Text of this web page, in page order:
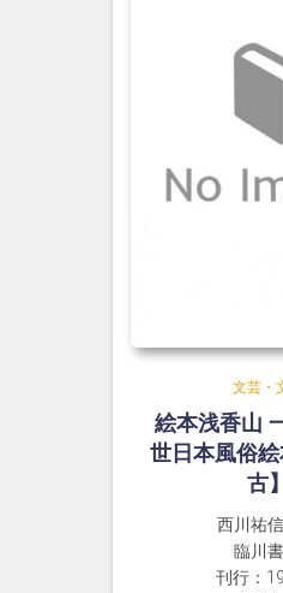
文芸・
絵本浅香山
世日本風俗
古】
西川祐
臨川
刊行：